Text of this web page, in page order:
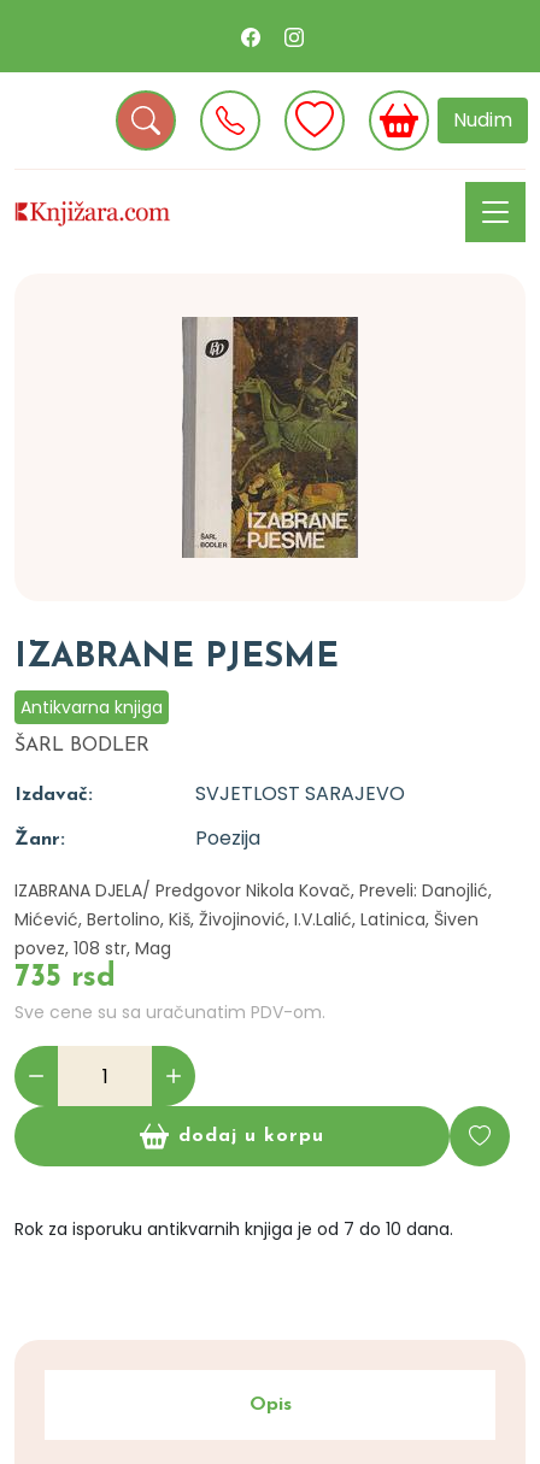
Nudim
IZABRANE PJESME
Antikvarna knjiga
ŠARL BODLER
Izdavač: SVJETLOST SARAJEVO
Žanr: Poezija
IZABRANA DJELA/ Predgovor Nikola Kovač, Preveli: Danojlić,
Mićević, Bertolino, Kiš, Živojinović, I.V.Lalić, Latinica, Šiven
povez, 108 str, Mag
735 rsd
Sve cene su sa uračunatim PDV-om.
dodaj u korpu
Rok za isporuku antikvarnih knjiga je od 7 do 10 dana.
Opis